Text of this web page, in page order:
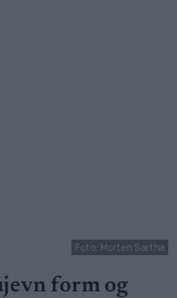
Foto: Morten Sætha
form og